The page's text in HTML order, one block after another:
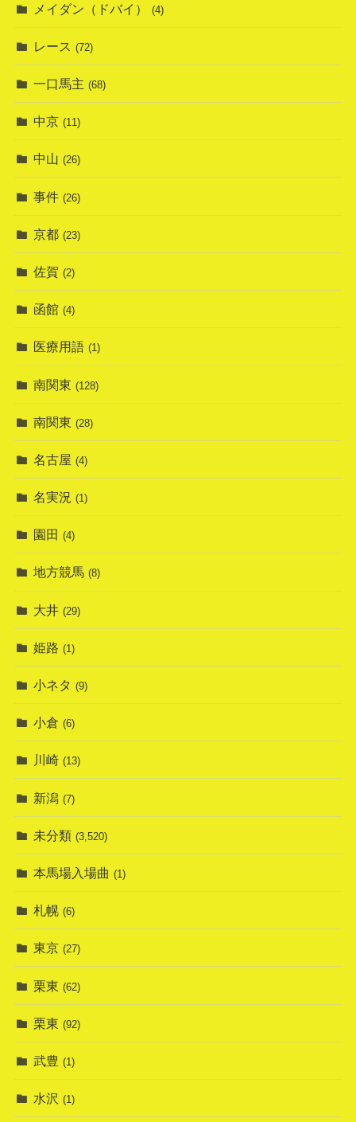
メイダン（ドバイ） (4)
レース (72)
一口馬主 (68)
中京 (11)
中山 (26)
事件 (26)
京都 (23)
佐賀 (2)
函館 (4)
医療用語 (1)
南関東 (128)
南関東 (28)
名古屋 (4)
名実況 (1)
園田 (4)
地方競馬 (8)
大井 (29)
姫路 (1)
小ネタ (9)
小倉 (6)
川崎 (13)
新潟 (7)
未分類 (3,520)
本馬場入場曲 (1)
札幌 (6)
東京 (27)
栗東 (62)
栗東 (92)
武豊 (1)
水沢 (1)